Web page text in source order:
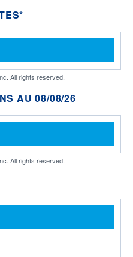
All rights reserved.
AU 08/08/26
All rights reserved.